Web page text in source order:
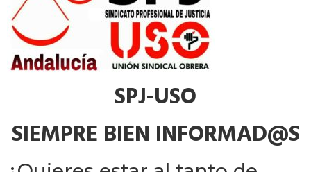
SPJ-USO
SIEMPRE BIEN INFORMAD@S